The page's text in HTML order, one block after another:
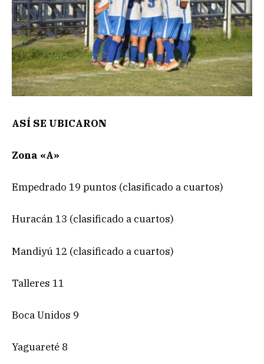
ASÍ SE UBICARON
Zona «A»
Empedrado 19 puntos (clasificado a cuartos)
Huracán 13 (clasificado a cuartos)
Mandiyú 12 (clasificado a cuartos)
Talleres 11
Boca Unidos 9
Yaguareté 8